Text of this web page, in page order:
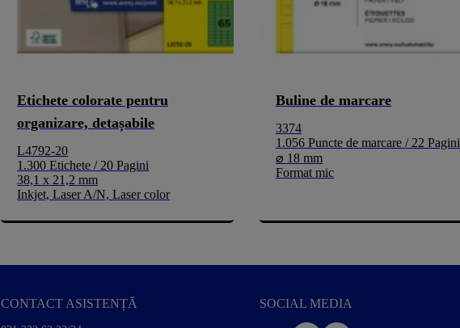
Etichete colorate pentru
organizare, detașabile
L4792-20
1.300 Etichete / 20 Pagini
38,1 x 21,2 mm
Inkjet, Laser A/N, Laser color
Buline de marcare
3374
1.056 Puncte de marcare / 22 Pagini
⌀ 18 mm
Format mic
CONTACT ASISTENȚĂ SOCIAL MEDIA